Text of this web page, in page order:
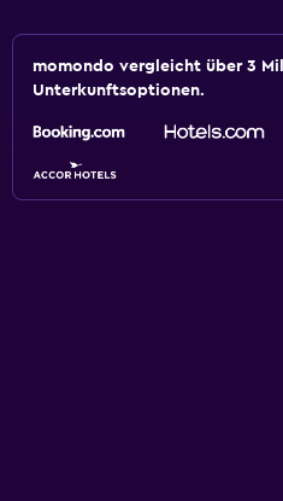
momondo vergleicht über 3
Unterkunftsoptionen.